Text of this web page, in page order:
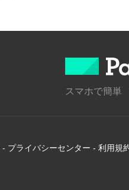
スマホで簡単
- プライバシーセンター - 利用規